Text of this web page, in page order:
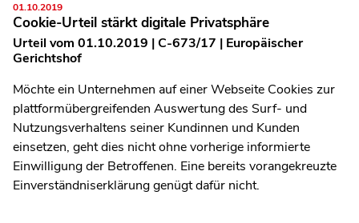
01.10.2019
Cookie-Urteil stärkt digitale Privatsphäre
Urteil vom 01.10.2019 | C-673/17 | Europäischer
Gerichtshof
Möchte ein Unternehmen auf einer Webseite Cookies zur
plattformübergreifenden Auswertung des Surf- und
Nutzungsverhaltens seiner Kundinnen und Kunden
einsetzen, geht dies nicht ohne vorherige informierte
Einwilligung der Betroffenen. Eine bereits vorangekreuzte
Einverständniserklärung genügt dafür nicht.